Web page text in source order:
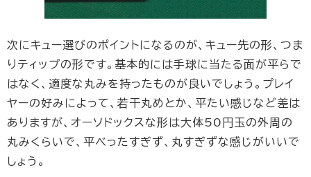
次にキュー選びのポイントになるのが、キュー先の形、つま
りティップの形です。基本的には手球に当たる面が平らで
はなく、適度な丸みを持ったものが良いでしょう。プレイ
ヤーの好みによって、若干丸めとか、平たい感じなど差は
ありますが、オーソドックスな形は大体50円玉の外周の
丸みくらいで、平べったすぎず、丸すぎずな感じがいいで
しょう。